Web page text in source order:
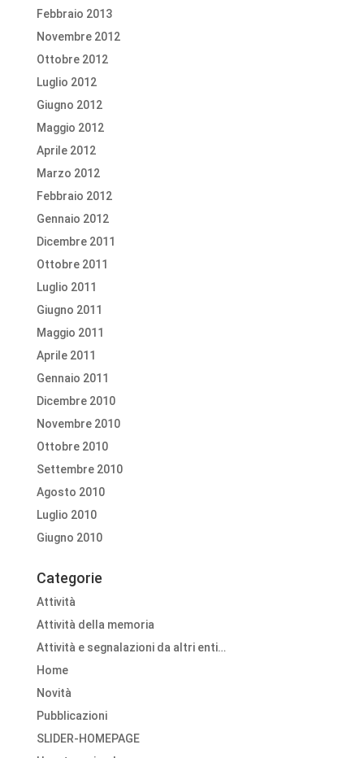
Febbraio 2013
Novembre 2012
Ottobre 2012
Luglio 2012
Giugno 2012
Maggio 2012
Aprile 2012
Marzo 2012
Febbraio 2012
Gennaio 2012
Dicembre 2011
Ottobre 2011
Luglio 2011
Giugno 2011
Maggio 2011
Aprile 2011
Gennaio 2011
Dicembre 2010
Novembre 2010
Ottobre 2010
Settembre 2010
Agosto 2010
Luglio 2010
Giugno 2010
Categorie
Attività
Attività della memoria
Attività e segnalazioni da altri enti…
Home
Novità
Pubblicazioni
SLIDER-HOMEPAGE